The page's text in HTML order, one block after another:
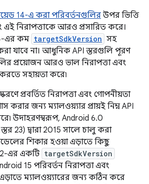
14-এ করা পরিবর্তনগুলির উপর ভিত্তি
নিরাপত্তাকে আরও প্রসারিত করে।
এর কম targetSdkVersion সহ
যাবে না। আধুনিক API স্তরগুলি পূরণ
প্রয়োজন আরও ভাল নিরাপত্তা এবং
সহায়তা করে৷
প্রবর্তিত নিরাপত্তা এবং গোপনীয়তা
করার জন্য ম্যালওয়্যার প্রায়ই নিম্ন API
উদাহরণস্বরূপ, Android 6.0
23) দ্বারা 2015 সালে চালু করা
শিকার হওয়া এড়াতে কিছু
এর একটি targetSdkVersion
15 পরিবর্তন নিরাপত্তা এবং
ম্যালওয়্যারের জন্য কঠিন করে